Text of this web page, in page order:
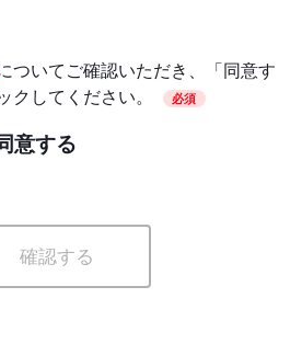
ついてご確認いただき、「同意す
クしてください。
必須
意する
確認する